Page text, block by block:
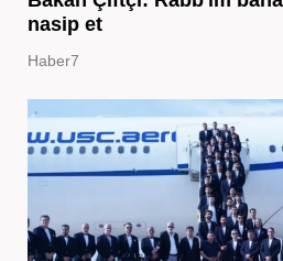
nasip et
Haber7